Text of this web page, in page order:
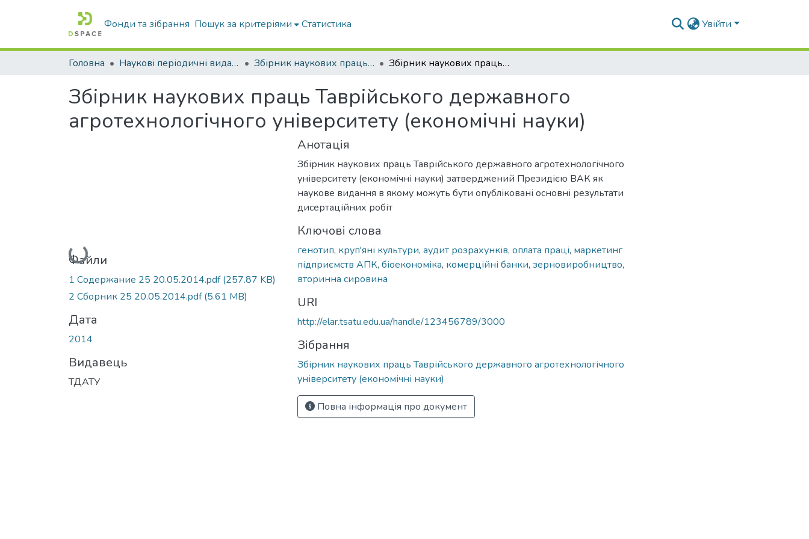
Фонди та зібрання Пошук за критеріями Статистика Увійти
Головна Наукові періодичні видання ТДАТУ Збірник наукових праць Таврійського державного агротехнологічного університету (економічні науки) Збірник наукових праць Таврійського державного агротехнологічного університету (економічні науки)
Збірник наукових праць Таврійського державного
агротехнологічного університету (економічні науки)
Вантажиться...
Файли
1 Содержание 25 20.05.2014.pdf(257.87 KB)
2 Сборник 25 20.05.2014.pdf(5.61 MB)
Дата
2014
Видавець
ТДАТУ
Анотація
Збірник наукових праць Таврійського державного агротехнологічного
університету (економічні науки) затверджений Президією ВАК як
наукове видання в якому можуть бути опубліковані основні результати
дисертаційних робіт
Ключові слова
генотип, круп'яні культури, аудит розрахунків, оплата праці, маркетинг
підприємств АПК, біоекономіка, комерційні банки, зерновиробництво,
вторинна сировина
URI
http://elar.tsatu.edu.ua/handle/123456789/3000
Зібрання
Збірник наукових праць Таврійського державного агротехнологічного
університету (економічні науки)
Повна інформація про документ